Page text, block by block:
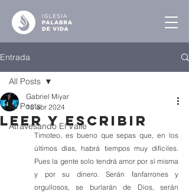
Entrada
All Posts
Atravesando El Valle
All Posts
Leer y Escribir
Gabriel Miyar
18 abr 2024
Timoteo, es bueno que sepas que, en los
últimos días, habrá tiempos muy difíciles.
Pues la gente solo tendrá amor por sí misma
y por su dinero. Serán fanfarrones y
orgullosos, se burlarán de Dios, serán